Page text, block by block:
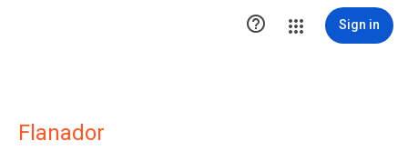
 Sign in
Flanador